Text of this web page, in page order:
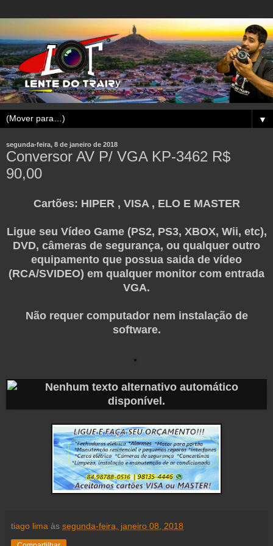
▼
segunda-feira, 8 de janeiro de 2018
Conversor AV P/ VGA KP-3462 R$
90,00
Cartões: HIPER , VISA , ELO E MASTER
Ligue seu Vídeo Game (PS2, PS3, XBOX, Wii, etc),
DVD, câmeras de segurança, ou qualquer outro
equipamento que possua saida de vídeo
(RCA/SVIDEO) em qualquer monitor com entrada
VGA.
Não requer computador nem instalação de
software.
tiago lima às segunda-feira, janeiro 08, 2018